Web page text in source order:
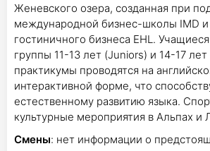
Женевского озера, созданная при
международной бизнес-школы IMD
гостиничного бизнеса EHL.
группы 11-13 лет (Juniors) и 14-17
практикумы проводятся на
интерактивной форме, что
естественному развитию языка.
культурные мероприятия в Альпах и
Смены: нет информации о